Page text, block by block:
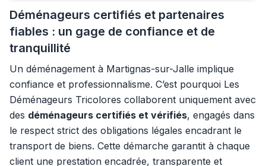
Déménageurs certifiés et partenaires
fiables : un gage de confiance et de
tranquillité
Un déménagement à Martignas-sur-Jalle implique
confiance et professionnalisme. C’est pourquoi Les
Déménageurs Tricolores collaborent uniquement avec
des déménageurs certifiés et vérifiés, engagés dans
le respect strict des obligations légales encadrant le
transport de biens. Cette démarche garantit à chaque
client une prestation encadrée, transparente et